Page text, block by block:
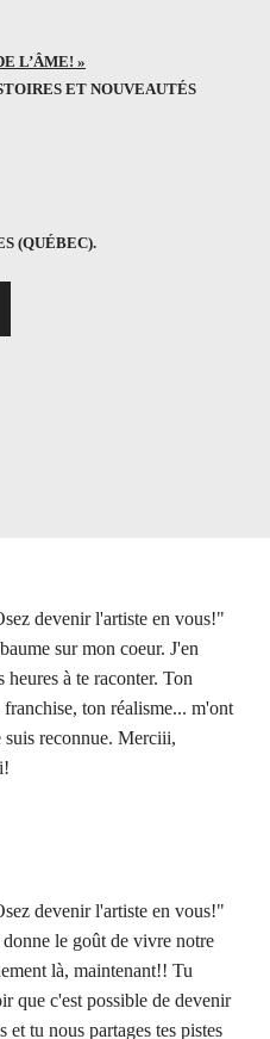
L’ÂME! »
ET NOUVEAUTÉS
(QUÉBEC).
devenir l'artiste en vous!"
sur mon coeur. J'en
heures à te raconter. Ton
ton réalisme... m'ont
suis reconnue. Merciii,
devenir l'artiste en vous!"
donne le goût de vivre notre
là, maintenant!! Tu
que c'est possible de devenir
et tu nous partages tes pistes